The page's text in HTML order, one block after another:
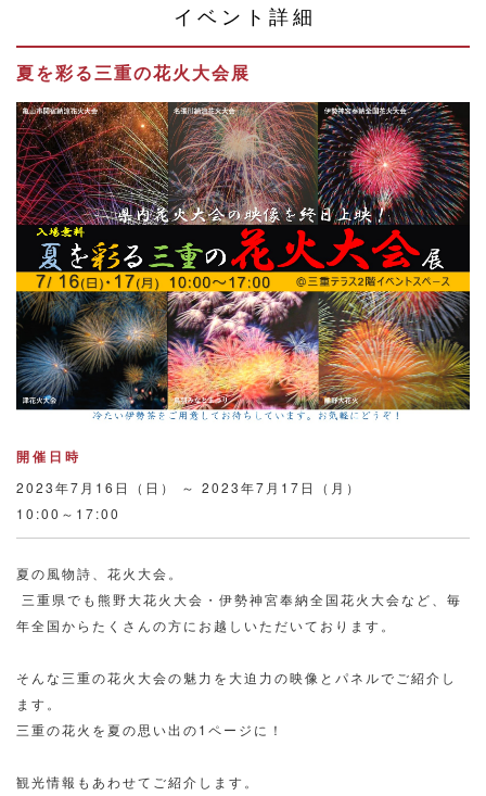
イベント詳細
夏を彩る三重の花火大会展
開催日時
2023年7月16日（日） ～ 2023年7月17日（月）
10:00～17:00
夏の風物詩、花火大会。
三重県でも熊野大花火大会・伊勢神宮奉納全国花火大会など、毎
年全国からたくさんの方にお越しいただいております。
そんな三重の花火大会の魅力を大迫力の映像とパネルでご紹介し
ます。
三重の花火を夏の思い出の1ページに！
観光情報もあわせてご紹介します。